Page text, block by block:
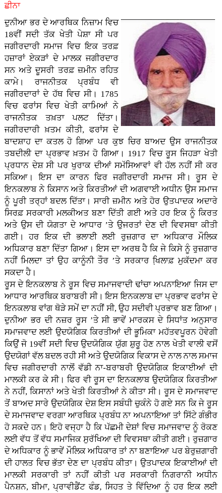
ਛੀਨਾ
ਦੁਨੀਆ ਭਰ ਦੇ ਆਰਥਿਕ ਨਿਜ਼ਾਮ ਵਿਚ
18ਵੀਂ ਸਦੀ ਤੱਕ ਖੇਤੀ ਪੇਸ਼ਾ ਸੀ ਪਰ
ਜਗੀਰਦਾਰੀ ਸਮਾਜ ਵਿਚ ਇਕ ਤਰਫ਼
ਹਜ਼ਾਰਾਂ ਏਕੜਾਂ ਦੇ ਮਾਲਕ ਜਗੀਰਦਾਰ
ਸਨ ਅਤੇ ਦੂਸਰੀ ਤਰਫ਼ ਜ਼ਮੀਨ ਰਹਿਤ
ਕਾਮੇ। ਰਾਜਨੀਤਕ ਪ੍ਰਬੰਧ ਵੀ
ਜਗੀਰਦਾਰਾਂ ਦੇ ਹੱਥ ਵਿਚ ਸੀ। 1785
ਵਿਚ ਫਰਾਂਸ ਵਿਚ ਖੇਤੀ ਕਾਮਿਆਂ ਨੇ
ਰਾਜਨੀਤਕ ਤਖ਼ਤਾ ਪਲਟ ਦਿੱਤਾ।
ਜਗੀਰਦਾਰੀ ਖ਼ਤਮ ਕੀਤੀ, ਫਰਾਂਸ ਦੇ
ਬਾਦਸ਼ਾਹ ਦਾ ਕਤਲ ਹੋ ਗਿਆ ਪਰ ਕੁਝ ਚਿਰ ਬਾਅਦ ਉਸ ਰਾਜਨੀਤਕ
ਤਬਦੀਲੀ ਦਾ ਪ੍ਰਭਾਵ ਖ਼ਤਮ ਹੋ ਗਿਆ। 1917 ਵਿਚ ਰੂਸ ਜਿਹੜਾ ਖੇਤੀ
ਪ੍ਰਧਾਨ ਦੇਸ਼ ਸੀ ਪਰ ਖੁਰਾਕ ਦੀਆਂ ਸਮੱਸਿਆਵਾਂ ਵੀ ਹੱਲ ਨਹੀਂ ਸੀ ਕਰ
ਸਕਿਆ। ਇਸ ਦਾ ਕਾਰਨ ਫਿਰ ਜਗੀਰਦਾਰੀ ਸਮਾਜ ਸੀ। ਰੂਸ ਦੇ
ਇਨਕਲਾਬ ਨੇ ਕਿਸਾਨ ਅਤੇ ਕਿਰਤੀਆਂ ਦੀ ਅਗਵਾਈ ਅਧੀਨ ਉਸ ਸਮਾਜ
ਨੂੰ ਪੂਰੀ ਤਰ੍ਹਾਂ ਬਦਲ ਦਿੱਤਾ। ਸਾਰੀ ਜ਼ਮੀਨ ਅਤੇ ਹੋਰ ਉਤਪਾਦਕ ਅਦਾਰੇ
ਸਿਰਫ਼ ਸਰਕਾਰੀ ਮਲਕੀਅਤ ਬਣਾ ਦਿੱਤੀ ਗਈ ਅਤੇ ਹਰ ਇਕ ਨੂੰ ਕਿਰਤ
ਅਤੇ ਉਸ ਦੀ ਯੋਗਤਾ ਦੇ ਆਧਾਰ ’ਤੇ ਉਜਰਤਾਂ ਦੇਣ ਦੀ ਵਿਵਸਥਾ ਕੀਤੀ
ਗਈ। ਹਰ ਇਕ ਦੀ ਭਲਾਈ ਲਈ ਰੁਜ਼ਗਾਰ ਦਾ ਅਧਿਕਾਰ ਮੌਲਿਕ
ਅਧਿਕਾਰ ਬਣਾ ਦਿੱਤਾ ਗਿਆ। ਇਸ ਦਾ ਅਰਥ ਹੈ ਕਿ ਜੇ ਕਿਸੇ ਨੂੰ ਰੁਜ਼ਗਾਰ
ਨਹੀਂ ਮਿਲਦਾ ਤਾਂ ਉਹ ਕਾਨੂੰਨੀ ਤੌਰ ’ਤੇ ਸਰਕਾਰ ਖਿ਼ਲਾਫ਼ ਮੁਕੱਦਮਾ ਕਰ
ਸਕਦਾ ਹੈ।
ਰੂਸ ਦੇ ਇਨਕਲਾਬ ਨੇ ਰੂਸ ਵਿਚ ਸਮਾਜਵਾਦੀ ਢਾਂਚਾ ਅਪਨਾਇਆ ਜਿਸ ਦਾ
ਆਧਾਰ ਆਰਥਿਕ ਬਰਾਬਰੀ ਸੀ। ਇਸ ਇਨਕਲਾਬ ਦਾ ਪ੍ਰਭਾਵ ਫਰਾਂਸ ਦੇ
ਇਨਕਲਾਬ ਵਾਂਗ ਥੋੜੇ ਸਮੇਂ ਦਾ ਨਹੀਂ ਸੀ, ਉਹ ਸਦੀਵੀ ਪ੍ਰਭਾਵ ਬਣ ਗਿਆ।
ਦੁਨੀਆ ਭਰ ਦੀ ਨਜ਼ਰ ਰੂਸ ’ਤੇ ਸੀ ਭਾਵੇਂ ਮਾਰਕਸ ਦੇ ਸਿਧਾਂਤ ਅਨੁਸਾਰ
ਸਮਾਜਵਾਦ ਲਈ ਉਦਯੋਗਿਕ ਕਿਰਤੀਆਂ ਦੀ ਭੂਮਿਕਾ ਮਹੱਤਵਪੂਰਨ ਹੋਵੇਗੀ
ਕਿਉਂ ਜੋ 19ਵੀਂ ਸਦੀ ਵਿਚ ਉਦਯੋਗਿਕ ਯੁੱਗ ਸ਼ੁਰੂ ਹੋਣ ਨਾਲ ਖੇਤੀ ਵਾਲੀ ਵਸੋਂ
ਉਦਯੋਗਾਂ ਵੱਲ ਬਦਲ ਰਹੀ ਸੀ ਅਤੇ ਉਦਯੋਗਿਕ ਵਿਕਾਸ ਦੇ ਨਾਲ ਨਾਲ ਸਮਾਜ
ਵਿਚ ਜਗੀਰਦਾਰੀ ਨਾਲੋਂ ਵੱਡੀ ਨਾ-ਬਰਾਬਰੀ ਉਦਯੋਗਿਕ ਇਕਾਈਆਂ ਦੀ
ਮਾਲਕੀ ਕਰ ਕੇ ਸੀ। ਫਿਰ ਵੀ ਰੂਸ ਦਾ ਇਨਕਲਾਬ ਉਦਯੋਗਿਕ ਕਿਰਤੀਆ
ਨੇ ਨਹੀਂ, ਕਿਸਾਨਾਂ ਅਤੇ ਖੇਤੀ ਕਿਰਤੀਆਂ ਨੇ ਕੀਤਾ ਸੀ। ਰੂਸ ਦੇ ਸਮਾਜਵਾਦ
ਤੋਂ ਬਾਅਦ ਸਾਰੇ ਉਦਯੋਗਿਕ ਦੇਸ਼ ਇਸ ਸਬੰਧੀ ਚੁਕੰਨੇ ਹੋ ਗਏ ਸਨ ਕਿ ਜੇ ਰੂਸ
ਦੇ ਸਮਾਜਵਾਦ ਵਰਗਾ ਆਰਥਿਕ ਪ੍ਰਬੰਧ ਨਾ ਅਪਨਾਇਆ ਤਾਂ ਸਿੱਟੇ ਗੰਭੀਰ
ਹੋ ਸਕਦੇ ਹਨ। ਇਹੋ ਵਜ੍ਹਾ ਹੈ ਕਿ ਪੱਛਮੀ ਦੇਸ਼ਾਂ ਵਿਚ ਸਮਾਜਵਾਦ ਨੂੰ ਰੋਕਣ
ਲਈ ਵੱਧ ਤੋਂ ਵੱਧ ਸਮਾਜਿਕ ਸੁਰੱਖਿਆ ਦੀ ਵਿਵਸਥਾ ਕੀਤੀ ਗਈ। ਰੁਜ਼ਗਾਰ
ਦੇ ਅਧਿਕਾਰ ਨੂੰ ਭਾਵੇਂ ਮੌਲਿਕ ਅਧਿਕਾਰ ਤਾਂ ਨਾ ਬਣਾਇਆ ਪਰ ਬੇਰੁਜ਼ਗਾਰੀ
ਦੀ ਹਾਲਤ ਵਿਚ ਭੱਤਾ ਦੇਣ ਦਾ ਪ੍ਰਬੰਧ ਕੀਤਾ। ਉਤਪਾਦਕ ਇਕਾਈਆਂ ਦੀ
ਮਾਲਕੀ ਸਰਕਾਰੀ ਤਾਂ ਨਹੀਂ ਕੀਤੀ ਪਰ ਸਰਕਾਰੀ ਨਿਗਰਾਨੀ ਅਧੀਨ
ਪੈਨਸ਼ਨ, ਬੀਮਾ, ਪ੍ਰਾਵੀਡੈਂਟ ਫੰਡ, ਸਿਹਤ ਤੇ ਵਿੱਦਿਆ ਨੂੰ ਹਰ ਇਕ ਲਈ